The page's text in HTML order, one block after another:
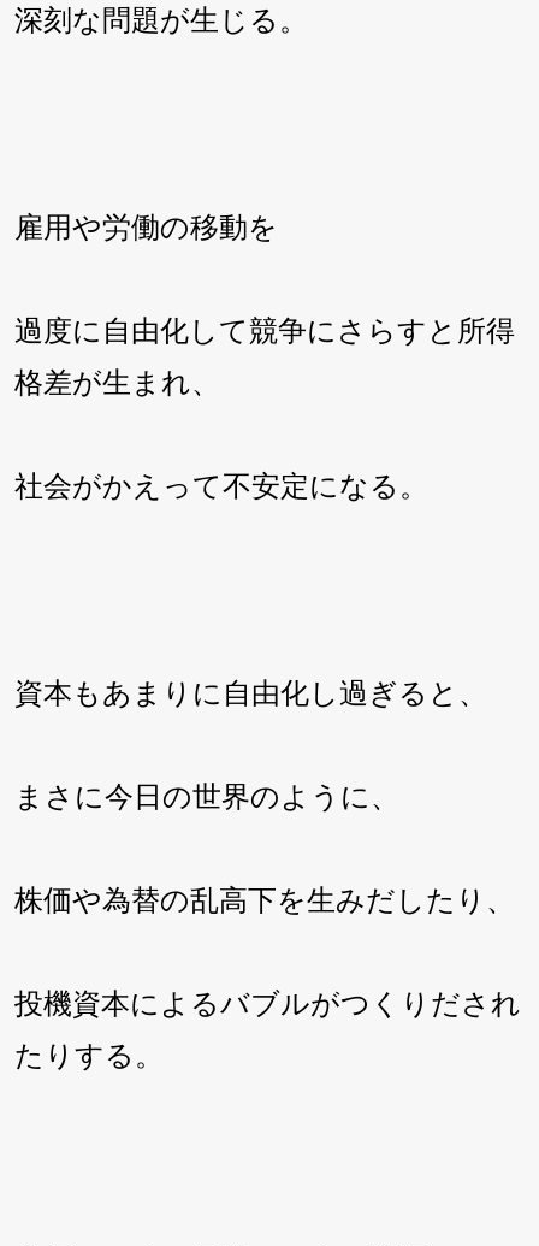
深刻な問題が生じる。
雇用や労働の移動を
過度に自由化して競争にさらすと所得
格差が生まれ、
社会がかえって不安定になる。
資本もあまりに自由化し過ぎると、
まさに今日の世界のように、
株価や為替の乱高下を生みだしたり、
投機資本によるバブルがつくりだされ
たりする。